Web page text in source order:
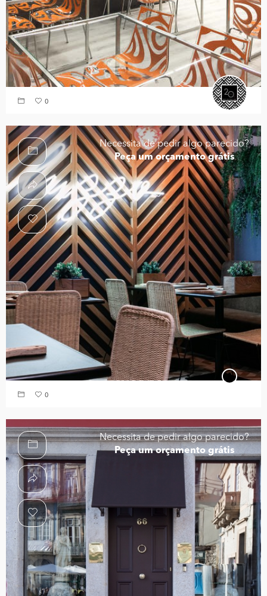
0
Necessita de pedir algo parecido?
Peça um orçamento grátis
0
Necessita de pedir algo parecido?
Peça um orçamento grátis